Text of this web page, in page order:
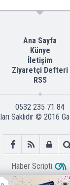
Ana Sayfa
Künye
İletişim
Ziyaretçi Defteri
RSS
0532 235 71 84
Saklıdır © 2016
Haber Scripti